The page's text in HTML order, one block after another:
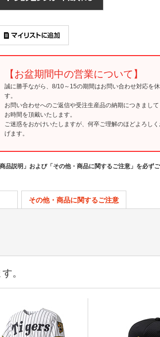
【お盆期間中の営業について】
誠に勝手ながら、8/10～15の期間はお問い合わせ対応を
す。
お問い合わせへのご返信や受注生産品の納期につきまして
お時間を頂戴いたします。
ご迷惑をおかけいたしますが、何卒ご理解のほどよろし
げます。
商品説明」および「その他・商品に関するご注意」を必ずご
その他・商品に関するご注意
。